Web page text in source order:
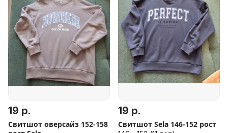
19 р.
Свитшот оверсайз 152-158
19 р.
Свитшот Sela 146-152 рост